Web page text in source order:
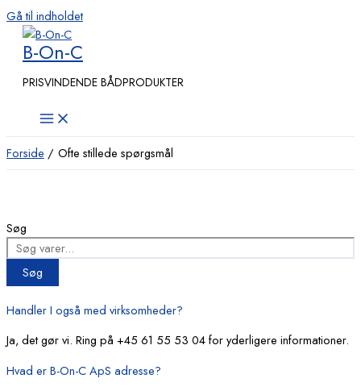
Gå til indholdet
B-On-C
PRISVINDENDE BÅDPRODUKTER
Forside Ofte stillede spørgsmål
Søg
Søg
Handler I også med virksomheder?
Ja, det gør vi. Ring på +45 61 55 53 04 for yderligere informationer.
Hvad er B-On-C ApS adresse?